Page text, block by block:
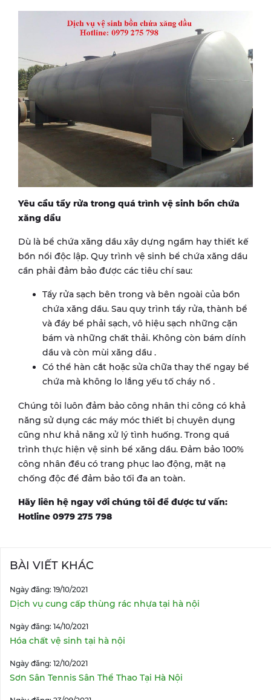
Yêu cầu tẩy rửa trong quá trình vệ sinh bồn chứa
xăng dầu
Dù là bể chứa xăng dầu xây dựng ngầm hay thiết kế
bồn nổi độc lập. Quy trình vệ sinh bể chứa xăng dầu
cần phải đảm bảo được các tiêu chí sau:
Tẩy rửa sạch bên trong và bên ngoài của bồn
chứa xăng dầu. Sau quy trình tẩy rửa, thành bể
và đáy bể phải sạch, vô hiệu sạch những cặn
bám và những chất thải. Không còn bám dính
dầu và còn mùi xăng dầu .
Có thể hàn cắt hoặc sửa chữa thay thế ngay bể
chứa mà không lo lắng yếu tố cháy nổ .
Chúng tôi luôn đảm bảo công nhân thi công có khả
năng sử dụng các máy móc thiết bị chuyên dụng
cũng như khả năng xử lý tình huống. Trong quá
trình thực hiện vệ sinh bể xăng dầu. Đảm bảo 100%
công nhân đều có trang phục lao động, mặt nạ
chống độc để đảm bảo tối đa an toàn.
Hãy liên hệ ngay với chúng tôi để được tư vấn:
Hotline 0979 275 798
BÀI VIẾT KHÁC
Ngày đăng: 19/10/2021
Dịch vụ cung cấp thùng rác nhựa tại hà nội
Ngày đăng: 14/10/2021
Hóa chất vệ sinh tại hà nội
Ngày đăng: 12/10/2021
Sơn Sân Tennis Sân Thể Thao Tại Hà Nội